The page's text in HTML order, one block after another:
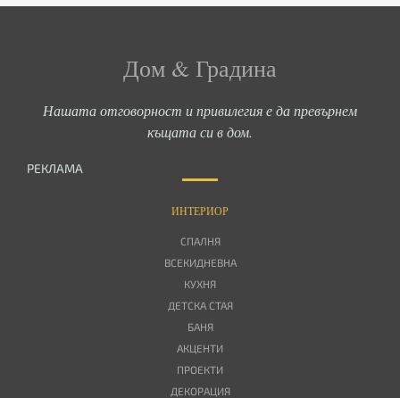
Дом & Градина
Нашата отговорност и привилегия е да превърнем
къщата си в дом.
РЕКЛАМА
ИНТЕРИОР
СПАЛНЯ
ВСЕКИДНЕВНА
КУХНЯ
ДЕТСКА СТАЯ
БАНЯ
АКЦЕНТИ
ПРОЕКТИ
ДЕКОРАЦИЯ